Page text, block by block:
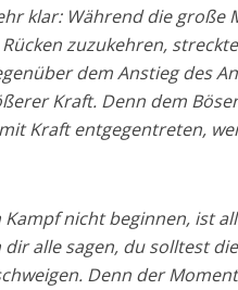
klar: Während die große
zuzukehren,
dem Anstieg des
Kraft. Denn dem
Kraft entgegentreten,
nicht beginnen, ist
alle sagen, du solltest
Denn der